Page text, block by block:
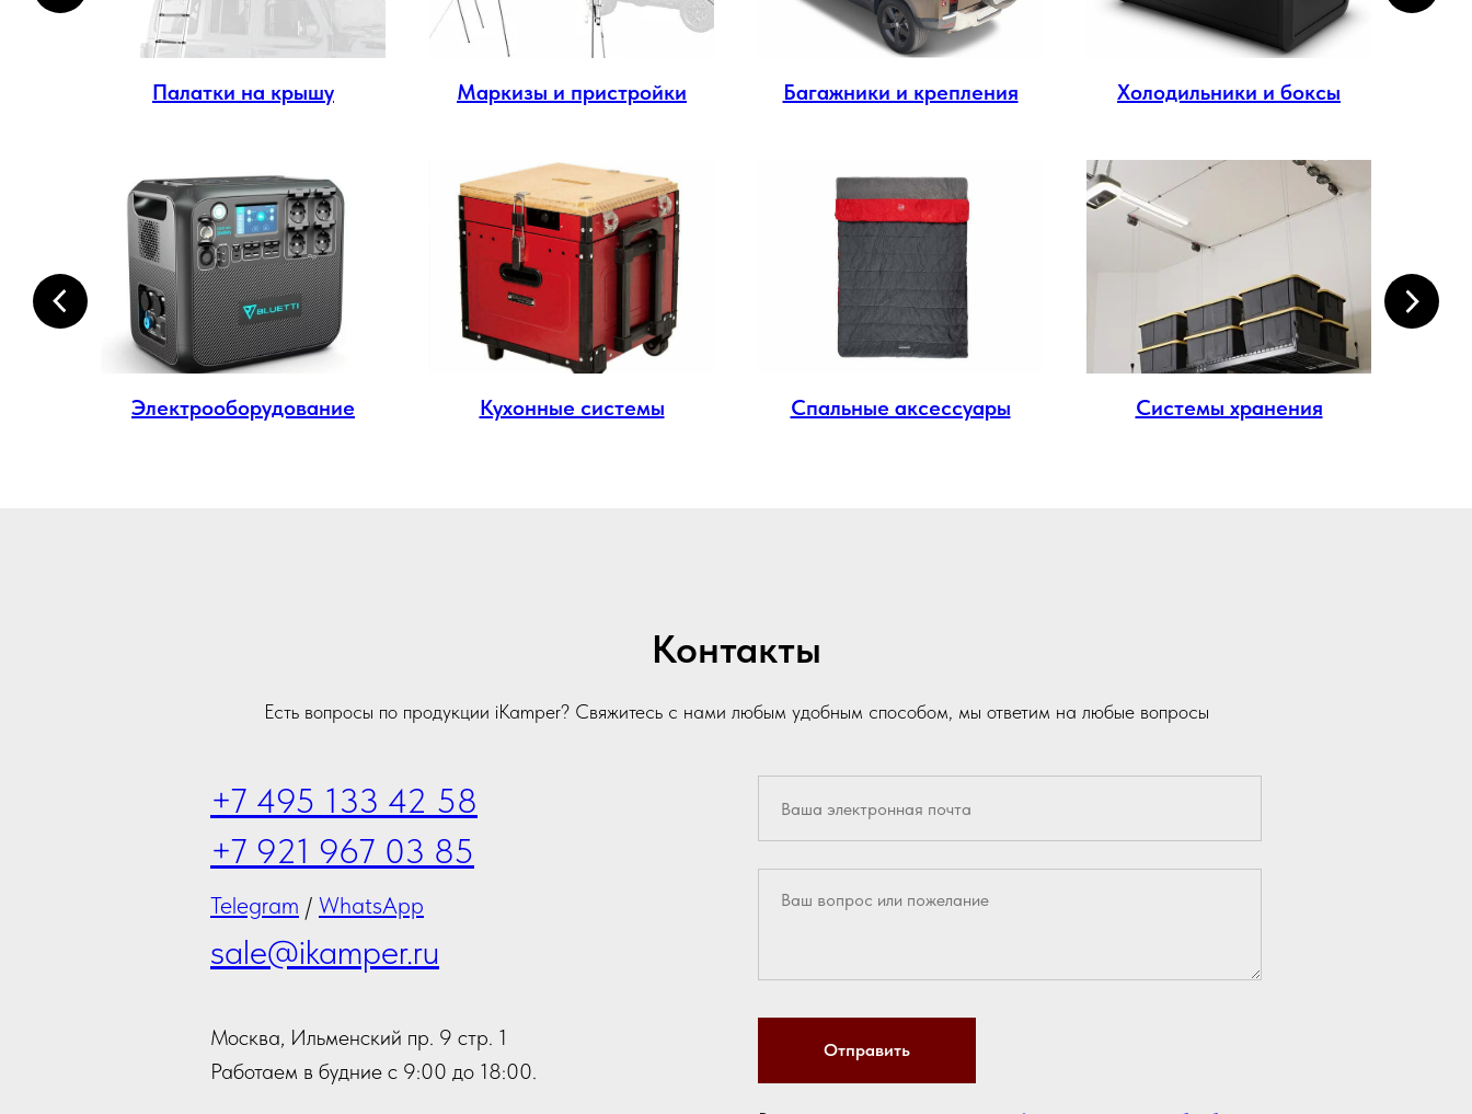
Палатки на крышу Маркизы и пристройки Багажники и крепления Холодильники и боксы
Электрооборудование Кухонные системы Спальные аксессуары Системы хранения
Контакты
Есть вопросы по продукции iKamper? Свяжитесь с нами любым удобным способом, мы ответим на любые вопросы
+7 495 133 42 58
+7 921 967 03 85
Telegram / WhatsApp
sale@ikamper.ru
Москва, Ильменский пр. 9 стр. 1
Работаем в будние с 9:00 до 18:00.
Отправить